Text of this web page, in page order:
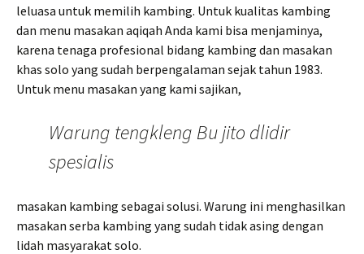
leluasa untuk memilih kambing. Untuk kualitas kambing
dan menu masakan aqiqah Anda kami bisa menjaminya,
karena tenaga profesional bidang kambing dan masakan
khas solo yang sudah berpengalaman sejak tahun 1983.
Untuk menu masakan yang kami sajikan,
Warung tengkleng Bu jito dlidir
spesialis
masakan kambing sebagai solusi. Warung ini menghasilkan
masakan serba kambing yang sudah tidak asing dengan
lidah masyarakat solo.